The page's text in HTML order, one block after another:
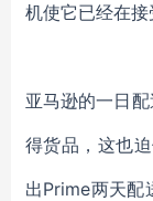
机使它已经在接
亚马逊的一日
得货品，这也
出Prime两天配